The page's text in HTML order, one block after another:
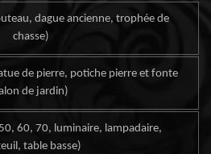
dague ancienne, trophée de
chasse)
de pierre, potiche pierre et fonte
de jardin)
60, 70, luminaire, lampadaire,
table basse)